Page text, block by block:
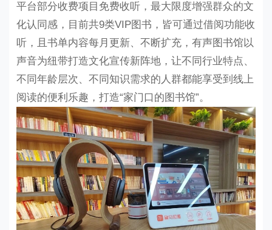
平台部分收费项目免费收听，最大限度增强群众的文
化认同感，目前共9类VIP图书，皆可通过借阅功能收
听，且书单内容每月更新、不断扩充，有声图书馆以
声音为纽带打造文化宣传新阵地，让不同行业特点、
不同年龄层次、不同知识需求的人群都能享受到线上
阅读的便利乐趣，打造“家门口的图书馆”。